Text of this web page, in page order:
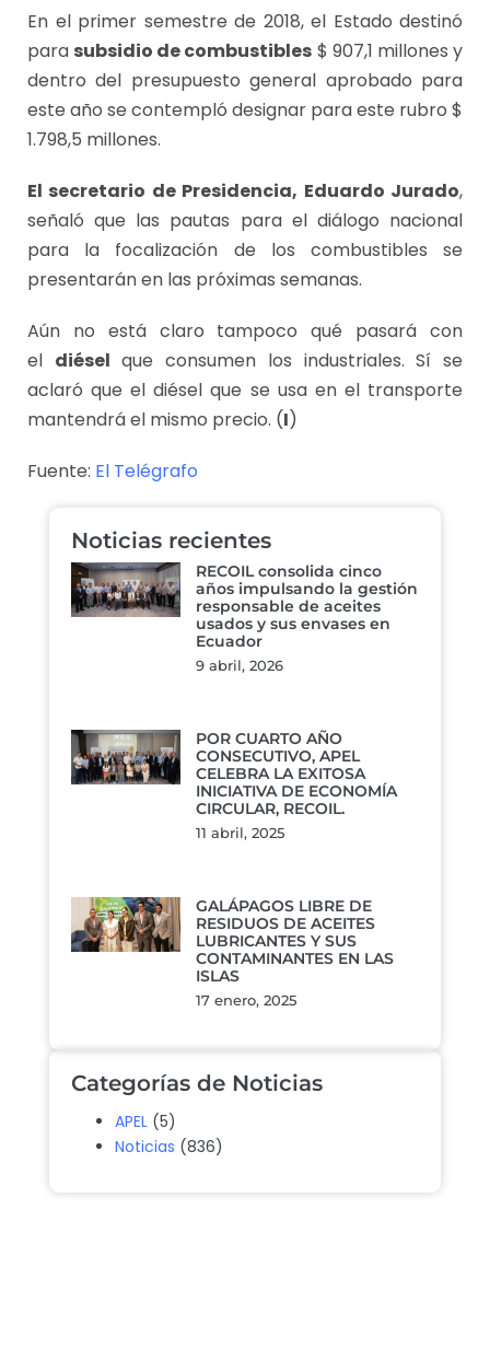
En el primer semestre de 2018, el Estado destinó
para subsidio de combustibles $ 907,1 millones y
dentro del presupuesto general aprobado para
este año se contempló designar para este rubro $
1.798,5 millones.
El secretario de Presidencia, Eduardo Jurado,
señaló que las pautas para el diálogo nacional
para la focalización de los combustibles se
presentarán en las próximas semanas.
Aún no está claro tampoco qué pasará con
el diésel que consumen los industriales. Sí se
aclaró que el diésel que se usa en el transporte
mantendrá el mismo precio. (I)
Fuente: El Telégrafo
Noticias recientes
RECOIL consolida cinco
años impulsando la gestión
responsable de aceites
usados y sus envases en
Ecuador
9 abril, 2026
POR CUARTO AÑO
CONSECUTIVO, APEL
CELEBRA LA EXITOSA
INICIATIVA DE ECONOMÍA
CIRCULAR, RECOIL.
11 abril, 2025
GALÁPAGOS LIBRE DE
RESIDUOS DE ACEITES
LUBRICANTES Y SUS
CONTAMINANTES EN LAS
ISLAS
17 enero, 2025
Categorías de Noticias
APEL (5)
Noticias (836)